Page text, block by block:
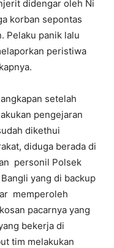
didengar oleh Ni
korban sepontas
Pelaku panik lalu
peristiwa
setelah
pengejaran
dikethui
diduga berada di
personil Polsek
yang di backup
memperoleh
pacarnya yang
bekerja di
tim melakukan